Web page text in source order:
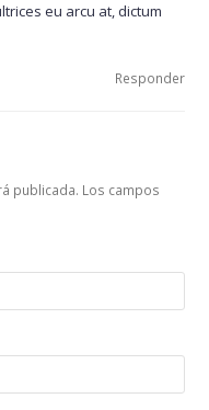
eu arcu at, dictum
Responder
publicada. Los campos